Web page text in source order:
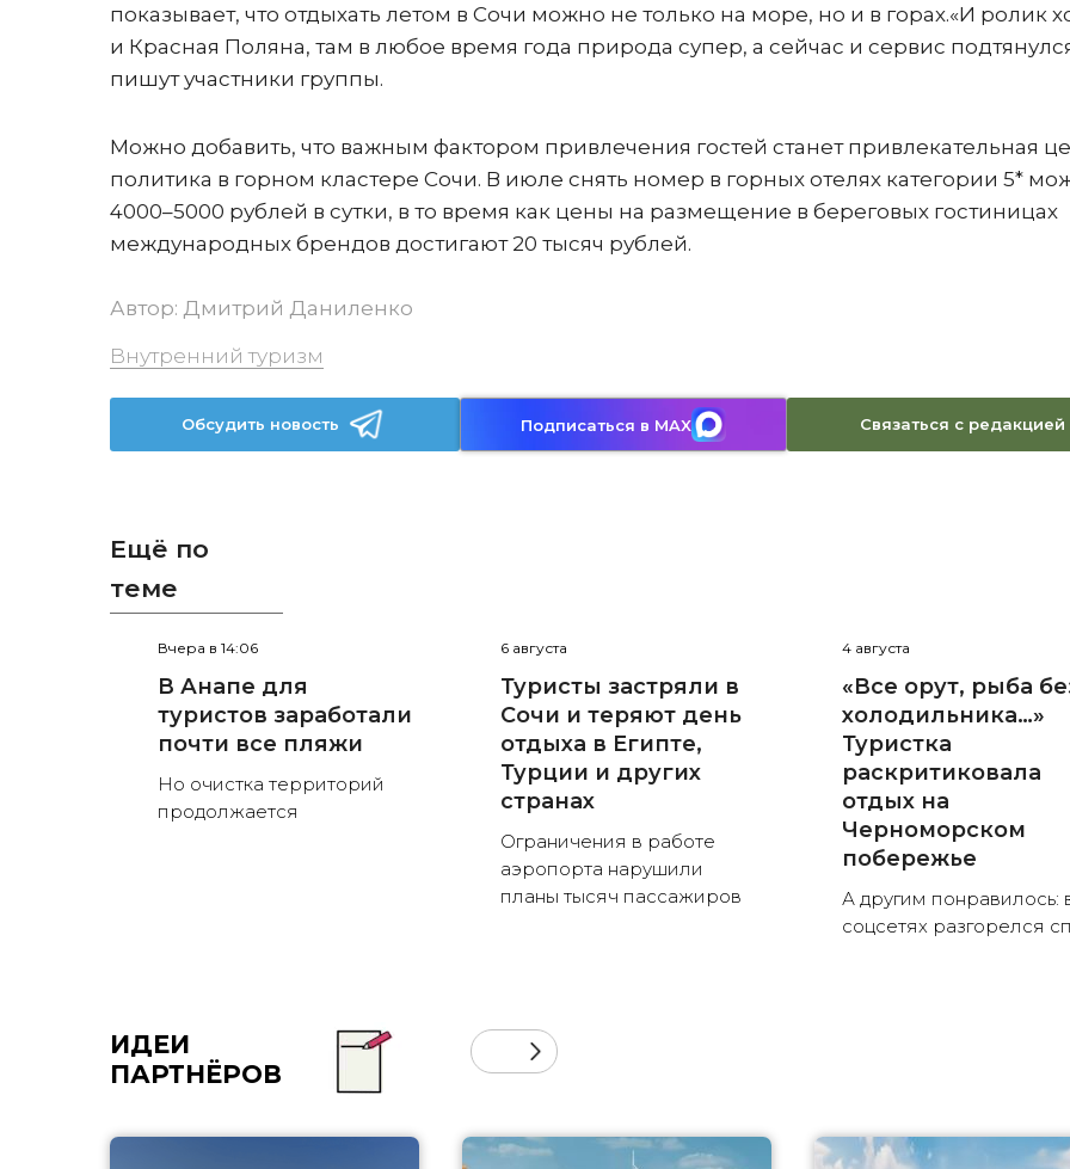
показывает, что отдыхать летом в Сочи можно не только на море, но и в горах.«И ролик
и Красная Поляна, там в любое время года природа супер, а сейчас и сервис
пишут участники группы.
Можно добавить, что важным фактором привлечения гостей станет привлекательная
политика в горном кластере Сочи. В июле снять номер в горных отелях категории 5*
4000–5000 рублей в сутки, в то время как цены на размещение в береговых гостиницах
международных брендов достигают 20 тысяч рублей.
Автор: Дмитрий Даниленко
Внутренний туризм
Обсудить новость Подписаться в MAX Связаться с редакцией
Ещё по
теме
Вчера в 14:06
В Анапе для
туристов заработали
почти все пляжи
Но очистка территорий
продолжается
6 августа
Туристы застряли в
Сочи и теряют день
отдыха в Египте,
Турции и других
странах
Ограничения в работе
аэропорта нарушили
планы тысяч пассажиров
4 августа
«Все орут, рыба
холодильника…»
Туристка
раскритиковала
отдых на
Черноморском
побережье
А другим понравилось:
соцсетях разгорелся
ИДЕИ
ПАРТНЁРОВ